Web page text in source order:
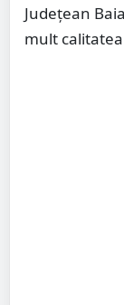
Județean
mult